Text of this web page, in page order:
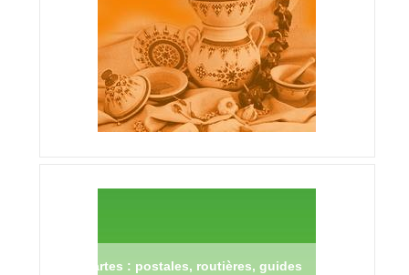
Cartes : postales, routières, guides